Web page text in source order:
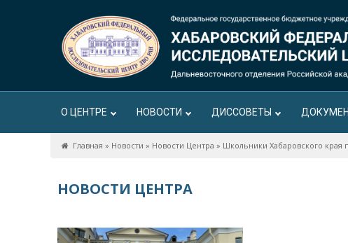
О ЦЕНТРЕ НОВОСТИ ДИССОВЕТЫ
Главная » Новости » Новости Центра » Школьники Хабаровского
НОВОСТИ ЦЕНТРА